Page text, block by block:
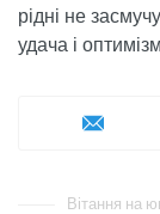
рідні не
удача і
Вітання на